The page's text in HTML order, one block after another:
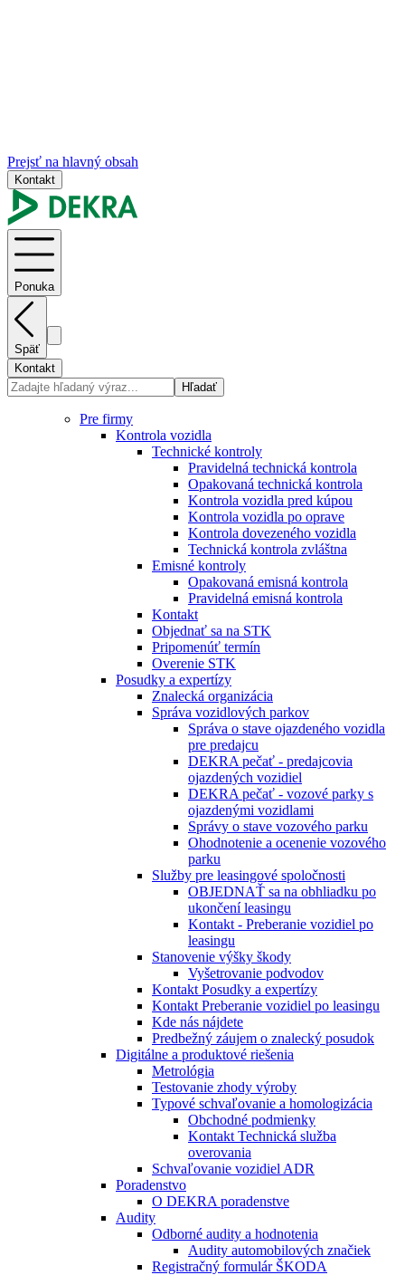
Prejsť na hlavný obsah
Kontakt
Ponuka
Späť
Kontakt
Hľadať
Pre firmy
Kontrola vozidla
Technické kontroly
Pravidelná technická kontrola
Opakovaná technická kontrola
Kontrola vozidla pred kúpou
Kontrola vozidla po oprave
Kontrola dovezeného vozidla
Technická kontrola zvláštna
Emisné kontroly
Opakovaná emisná kontrola
Pravidelná emisná kontrola
Kontakt
Objednať sa na STK
Pripomenúť termín
Overenie STK
Posudky a expertízy
Znalecká organizácia
Správa vozidlových parkov
Správa o stave ojazdeného vozidla
pre predajcu
DEKRA pečať - predajcovia
ojazdených vozidiel
DEKRA pečať - vozové parky s
ojazdenými vozidlami
Správy o stave vozového parku
Ohodnotenie a ocenenie vozového
parku
Služby pre leasingové spoločnosti
OBJEDNAŤ sa na obhliadku po
ukončení leasingu
Kontakt - Preberanie vozidiel po
leasingu
Stanovenie výšky škody
Vyšetrovanie podvodov
Kontakt Posudky a expertízy
Kontakt Preberanie vozidiel po leasingu
Kde nás nájdete
Predbežný záujem o znalecký posudok
Digitálne a produktové riešenia
Metrológia
Testovanie zhody výroby
Typové schvaľovanie a homologizácia
Obchodné podmienky
Kontakt Technická služba
overovania
Schvaľovanie vozidiel ADR
Poradenstvo
O DEKRA poradenstve
Audity
Odborné audity a hodnotenia
Audity automobilových značiek
Registračný formulár ŠKODA